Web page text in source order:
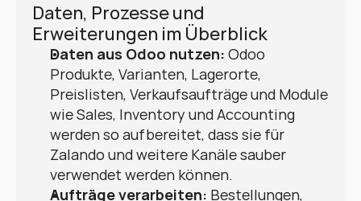
Daten, Prozesse und
Erweiterungen im Überblick
Daten aus Odoo nutzen: Odoo
Produkte, Varianten, Lagerorte,
Preislisten, Verkaufsaufträge und Module
wie Sales, Inventory und Accounting
werden so aufbereitet, dass sie für
Zalando und weitere Kanäle sauber
verwendet werden können.
Aufträge verarbeiten: Bestellungen,